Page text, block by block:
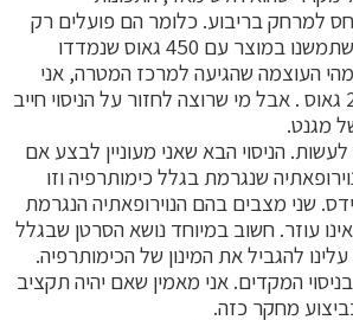
למרחק בריבוע. כלומר הם פועלים רק
למרחק קצר. אנחנו השתמשנו במוצר עם 450 גאוס שנמדדו
מהי העוצמה שהגיעה למרכז המטרה, אני
מעריך שזה הגיע ל-20 גאוס . אבל מי שרוצה לחזור על הניסוי חייב
מגנט.
הניסוי הבא שאני מעוניין לבצע אם
שנגרמת בגלל כימותרפיה וזו
שני מצבים בהם הנוירופאתיה הנגרמת
עוזר. חשוב במיוחד נושא הסרטן שבגלל
להגביל את המינון של הכימותרפיה.
המקדים. אני מאמין שאם יהיה תקציב
מחקר כזה.